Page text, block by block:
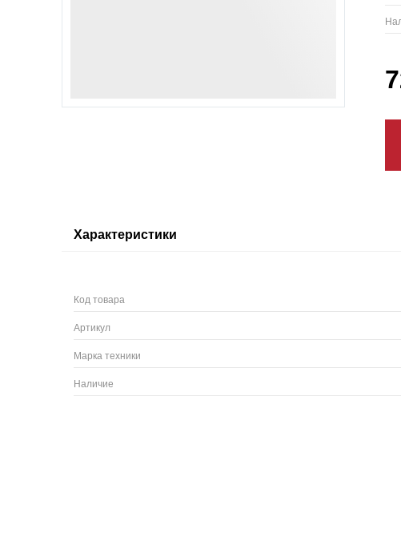
Характеристики
Код товара
Артикул
Марка техники
Наличие